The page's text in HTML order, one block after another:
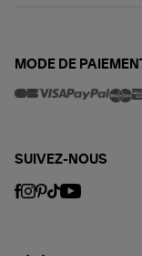
MODE DE PAIEMENT
SUIVEZ-NOUS